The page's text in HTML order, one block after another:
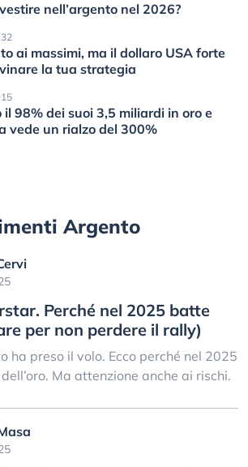
nell’argento nel 2026?
ai massimi, ma il dollaro USA forte
la tua strategia
98% dei suoi 3,5 miliardi in oro e
vede un rialzo del 300%
Argento
Perché nel 2025 batte
per non perdere il rally)
ha preso il volo. Ecco perché nel 2025
Ma attenzione anche ai rischi.